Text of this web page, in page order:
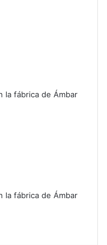
la fábrica de Ámbar
la fábrica de Ámbar